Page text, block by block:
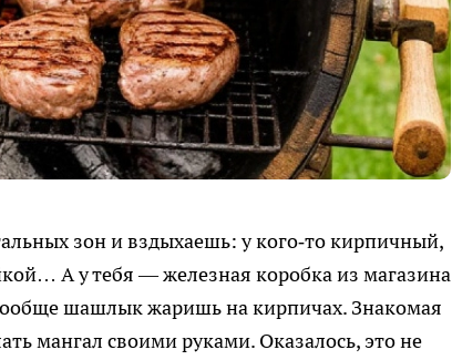
зон и вздыхаешь: у кого‑то кирпичный,
А у тебя — железная коробка из магазина
шашлык жаришь на кирпичах. Знакомая
мангал своими руками. Оказалось, это не